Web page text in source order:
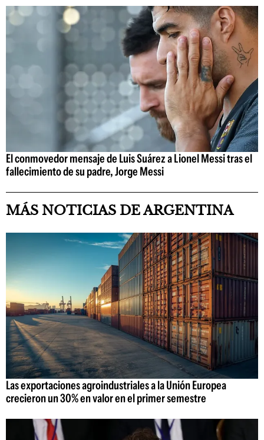
El conmovedor mensaje de Luis Suárez a Lionel Messi tras el
fallecimiento de su padre, Jorge Messi
MÁS NOTICIAS DE ARGENTINA
Las exportaciones agroindustriales a la Unión Europea
crecieron un 30% en valor en el primer semestre